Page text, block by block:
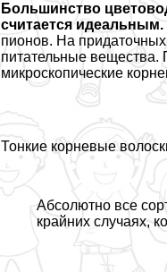
Большинство
считается идеальным.
пионов. На
питательные вещества.
микроскопические
Тонкие корневые
Абсолютно все
крайних случаях,